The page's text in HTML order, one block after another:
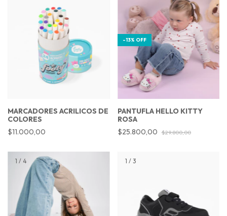
MARCADORES ACRILICOS DE
COLORES
$11.000,00
-13% OFF
PANTUFLA HELLO KITTY
ROSA
$25.800,00
$29.800,00
1 / 4 1 / 3